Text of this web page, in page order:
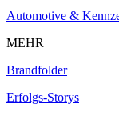
Automotive &
MEHR
Brandfolder
Erfolgs-Storys